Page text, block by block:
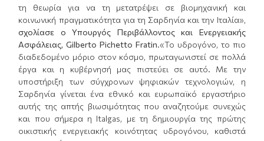
τη θεωρία για να τη μετατρέψει σε βιομηχανική και
κοινωνική πραγματικότητα για τη Σαρδηνία και την Ιταλία»,
σχολίασε ο Υπουργός Περιβάλλοντος και Ενεργειακής
Ασφάλειας, Gilberto Pichetto Fratin.«Το υδρογόνο, το πιο
διαδεδομένο μόριο στον κόσμο, πρωταγωνιστεί σε πολλά
έργα και η κυβέρνησή μας πιστεύει σε αυτό. Με την
υποστήριξη των σύγχρονων ψηφιακών τεχνολογιών, η
Σαρδηνία γίνεται ένα εθνικό και ευρωπαϊκό εργαστήριο
αυτής της απτής βιωσιμότητας που αναζητούμε συνεχώς
και που σήμερα η Italgas, με τη δημιουργία της πρώτης
οικιστικής ενεργειακής κοινότητας υδρογόνου, καθιστά